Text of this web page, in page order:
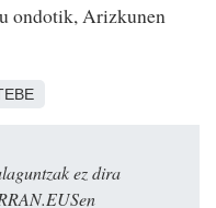
ondotik, Arizkunen
ez dira